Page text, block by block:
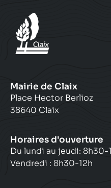
Mairie de Claix
Place Hector Berlioz
38640 Claix
Horaires d'ouverture
Du lundi au jeudi: 8h30-
Vendredi : 8h30-12h